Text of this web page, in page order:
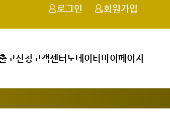
로그인 회원가입
고신청고객센터 노데이타마이페이지